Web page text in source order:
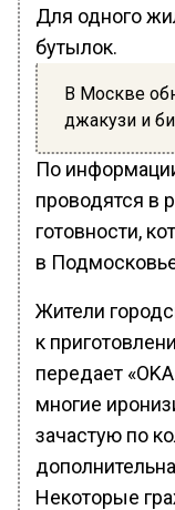
Для одного
бутылок.
В Москве
джакузи и
По
проводятся в
готовности,
в
Жители
к
передает
многие
зачастую по
Некоторые